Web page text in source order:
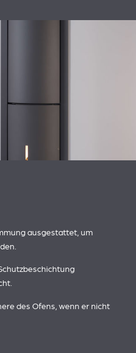
ausgestattet, um
des Ofens, wenn er nicht